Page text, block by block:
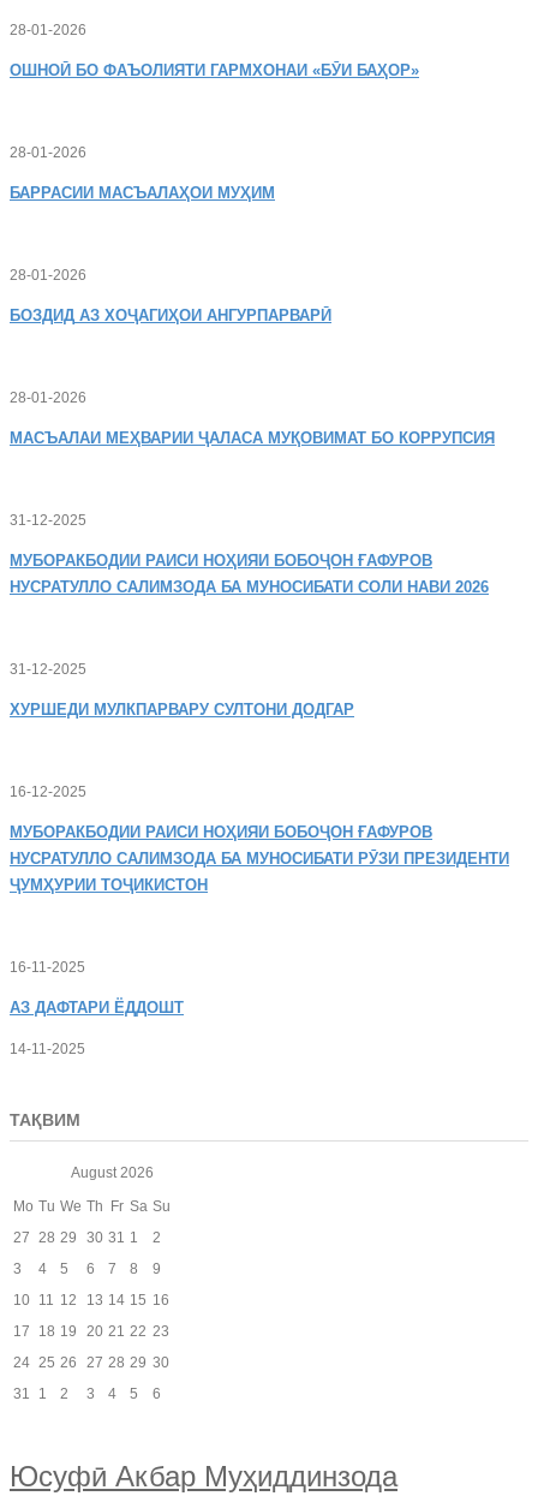
28-01-2026
ОШНОӢ БО ФАЪОЛИЯТИ ГАРМХОНАИ «БӮИ БАҲОР»
28-01-2026
БАРРАСИИ МАСЪАЛАҲОИ МУҲИМ
28-01-2026
БОЗДИД АЗ ХОҶАГИҲОИ АНГУРПАРВАРӢ
28-01-2026
МАСЪАЛАИ МЕҲВАРИИ ҶАЛАСА МУҚОВИМАТ БО КОРРУПСИЯ
31-12-2025
МУБОРАКБОДИИ РАИСИ НОҲИЯИ БОБОҶОН ҒАФУРОВ
НУСРАТУЛЛО САЛИМЗОДА БА МУНОСИБАТИ СОЛИ НАВИ 2026
31-12-2025
ХУРШЕДИ МУЛКПАРВАРУ СУЛТОНИ ДОДГАР
16-12-2025
МУБОРАКБОДИИ РАИСИ НОҲИЯИ БОБОҶОН ҒАФУРОВ
НУСРАТУЛЛО САЛИМЗОДА БА МУНОСИБАТИ РӮЗИ ПРЕЗИДЕНТИ
ҶУМҲУРИИ ТОҶИКИСТОН
16-11-2025
АЗ ДАФТАРИ ЁДДОШТ
14-11-2025
ТАҚВИМ
August 2026
Mo Tu We Th Fr Sa Su
27 28 29 30 31 1
2
3
4 5 6 7 8
9
10 11 12 13 14 15 16
17
18 19 20 21 22 23
24 25 26 27 28 29 30
31
1 2 3 4 5 6
Юсуфӣ Акбар Муҳиддинзода